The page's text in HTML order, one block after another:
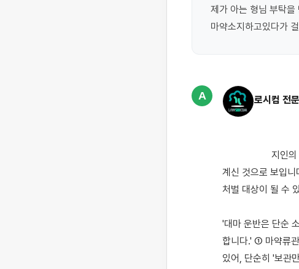
제가 아는 형님 부탁
마약소지하고있다가
A 로시컴 전
계신 것으로 보입
처벌 대상이 될 수
'대마 운반은 단순
합니다.' ① 마약류
있어, 단순히 '보관